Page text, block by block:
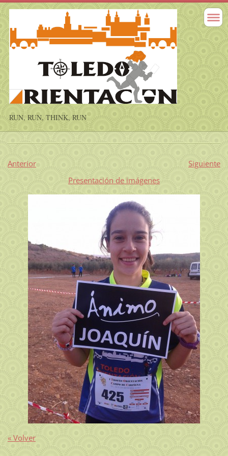
RUN, RUN, THINK, RUN
Anterior
Siguiente
Presentación de imágenes
« Volver